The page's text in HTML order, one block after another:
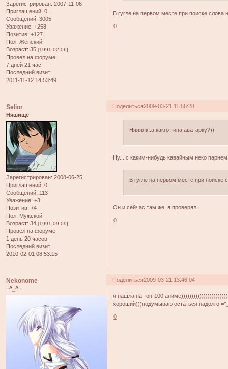
Зарегистрирован: 2007-11-06
Приглашений: 0
Сообщений: 3005
Уважение: +258
Позитив: +127
Пол: Женский
Возраст: 35 [1991-02-06]
Провел на форуме:
7 дней 21 час
Последний визит:
2011-11-12 14:53:49
В гугле на первом месте при поиске
0
Поделиться2009-03-21 11:56:28
Selior
Няшище
Зарегистрирован: 2008-06-25
Приглашений: 0
Сообщений: 113
Уважение: +3
Позитив: +4
Пол: Мужской
Возраст: 34 [1991-09-09]
Провел на форуме:
1 день 20 часов
Последний визит:
2010-02-01 08:53:15
Няяяяк..а какго типа аватарку?))
Ну... с каким-нибудь кавайным неко
В гугле на первом месте при поиске
Он и сейчас там же, я проверял.
0
Поделиться2009-03-21 13:46:04
Nekonome
=^_^=
я нашла на топ-100
хороший)))подумываю остаться надолго
0